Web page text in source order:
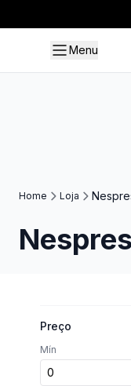
Menu
Home Loja
Preço
Mín